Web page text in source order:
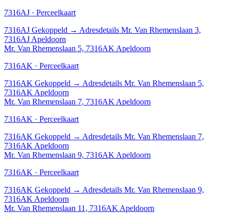
7316AJ · Perceelkaart
7316AJ Gekoppeld → Adresdetails Mr. Van Rhemenslaan 3,
7316AJ Apeldoorn
Mr. Van Rhemenslaan 5, 7316AK Apeldoorn
7316AK · Perceelkaart
7316AK Gekoppeld → Adresdetails Mr. Van Rhemenslaan 5,
7316AK Apeldoorn
Mr. Van Rhemenslaan 7, 7316AK Apeldoorn
7316AK · Perceelkaart
7316AK Gekoppeld → Adresdetails Mr. Van Rhemenslaan 7,
7316AK Apeldoorn
Mr. Van Rhemenslaan 9, 7316AK Apeldoorn
7316AK · Perceelkaart
7316AK Gekoppeld → Adresdetails Mr. Van Rhemenslaan 9,
7316AK Apeldoorn
Mr. Van Rhemenslaan 11, 7316AK Apeldoorn